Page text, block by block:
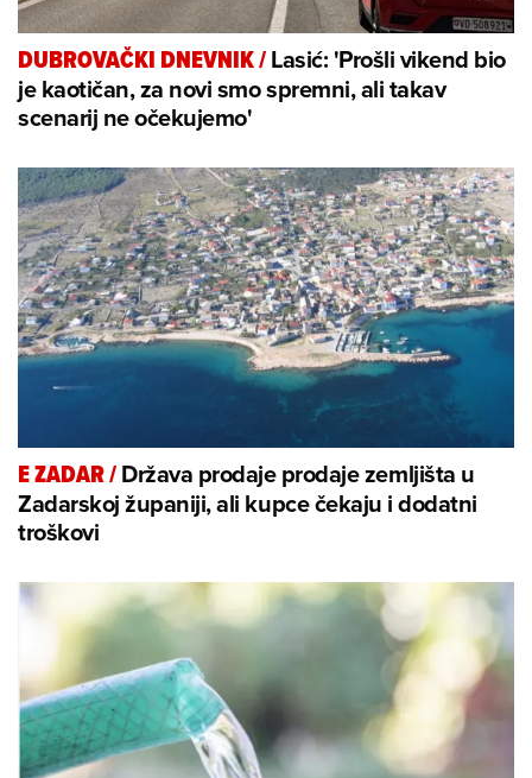
DUBROVAČKI DNEVNIK/Lasić: 'Prošli vikend bio
je kaotičan, za novi smo spremni, ali takav
scenarij ne očekujemo'
E ZADAR/Država prodaje prodaje zemljišta u
Zadarskoj županiji, ali kupce čekaju i dodatni
troškovi